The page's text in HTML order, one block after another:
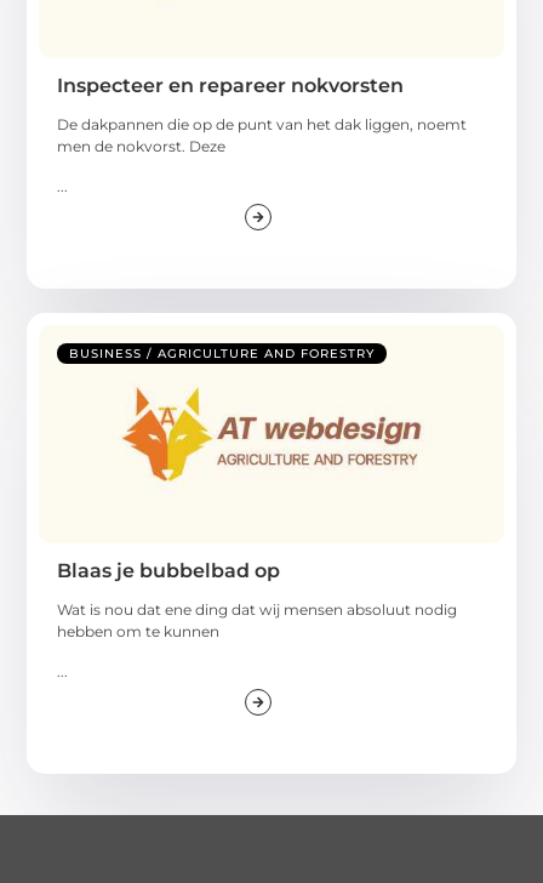
Inspecteer en repareer nokvorsten
De dakpannen die op de punt van het dak liggen, noemt
men de nokvorst. Deze
BUSINESS / AGRICULTURE AND FORESTRY
Blaas je bubbelbad op
Wat is nou dat ene ding dat wij mensen absoluut nodig
hebben om te kunnen